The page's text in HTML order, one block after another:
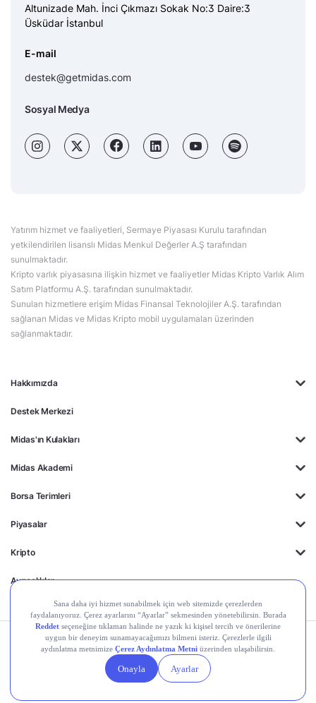
Hakkımızda
Destek Merkezi
Midas'ın Kulakları
Midas Akademi
Borsa Terimleri
Piyasalar
Kripto
Ayrıcalıklar
Altunizade Mah. İnci Çıkmazı Sokak No:3 Daire:3
Üsküdar İstanbul
E-mail
destek@getmidas.com
Sosyal Medya
Yatırım hizmet ve faaliyetleri, Sermaye Piyasası Kurulu tarafından
yetkilendirilen lisanslı Midas Menkul Değerler A.Ş tarafından
sunulmaktadır.
Kripto varlık piyasasına ilişkin hizmet ve faaliyetler Midas Kripto Varlık Alım
Satım Platformu A.Ş. tarafından sunulmaktadır.
Sunulan hizmetlere erişim Midas Finansal Teknolojiler A.Ş. tarafından
sağlanan Midas ve Midas Kripto mobil uygulamaları üzerinden
sağlanmaktadır.
© 2026 Midas Finansal Teknolojiler A.Ş. Tüm hakları saklıdır.
Kişisel Verilerin
Gizlilik
Politikası
Yasal
Duyurular
Çerez